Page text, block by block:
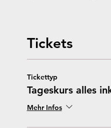
Tickets
Tickettyp
Tageskurs alles
Mehr Infos